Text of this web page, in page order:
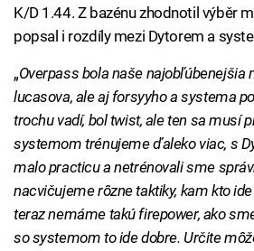
K/D 1.44. Z bazénu zhodnotil výběr
popsal i rozdíly mezi Dytorem a
„Overpass bola naše najobľúbenejšia
lucasova, ale aj forsyyho a systema
trochu vadí, bol twist, ale ten sa musí
systemom trénujeme ďaleko viac, s
malo practicu a netrénovali sme
nacvičujeme rôzne taktiky, kam kto
teraz nemáme takú firepower, ako
so systemom to ide dobre. Určite